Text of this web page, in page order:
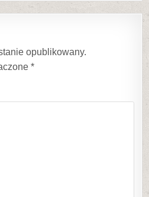
opublikowany.
*